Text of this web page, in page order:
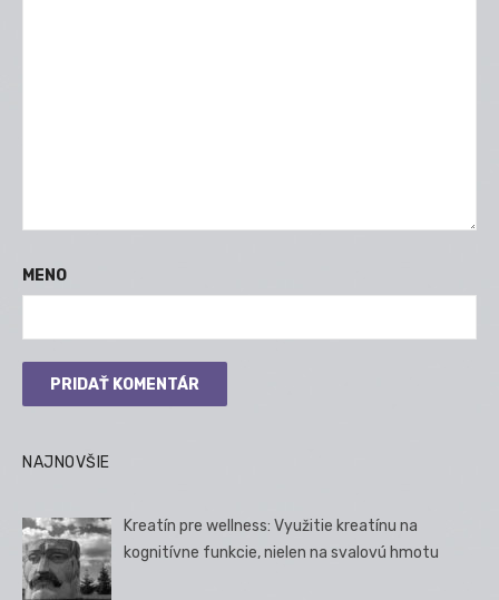
MENO
NAJNOVŠIE
Kreatín pre wellness: Využitie kreatínu na
kognitívne funkcie, nielen na svalovú hmotu